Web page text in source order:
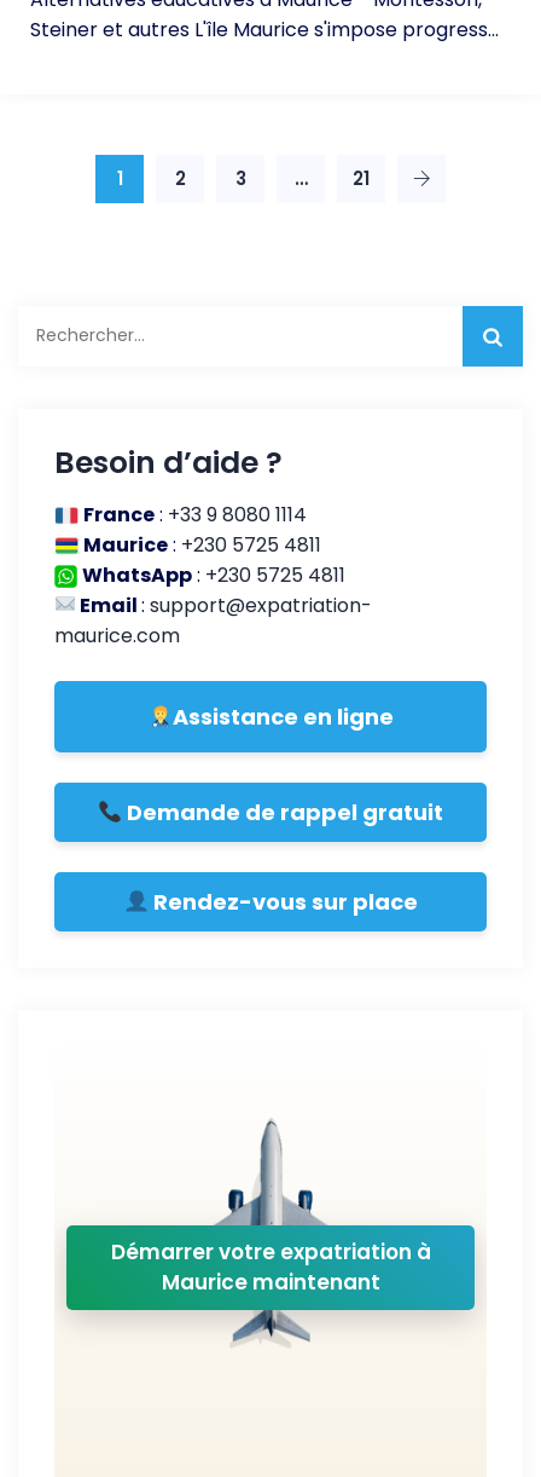
Steiner et autres L'île Maurice s'impose progress...
1 2 3 … 21
Besoin d’aide ?
France: +33 9 8080 1114
Maurice: +230 5725 4811
WhatsApp: +230 5725 4811
Email:support@expatriation-
maurice.com
Assistance en ligne
Demande de rappel gratuit
Rendez-vous sur place
Démarrer votre expatriation à
Maurice maintenant